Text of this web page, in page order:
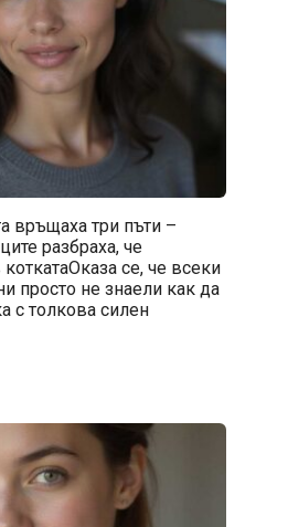
връщаха три пъти –
разбраха, че
се, че всеки
просто не знаели как да
с толкова силен